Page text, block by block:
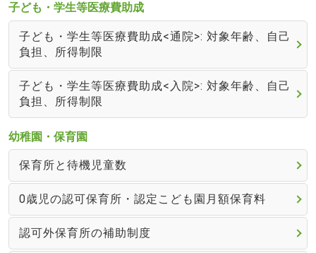
子ども・学生等医療費助成
子ども・学生等医療費助成<通院>: 対象年齢、自己
負担、所得制限
子ども・学生等医療費助成<入院>: 対象年齢、自己
負担、所得制限
幼稚園・保育園
保育所と待機児童数
0歳児の認可保育所・認定こども園月額保育料
認可外保育所の補助制度